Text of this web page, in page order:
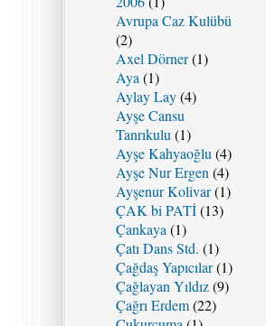
Avrupa Caz Kulübü
(2)
Axel Dörner(1)
Aya (1)
Aylay Lay(4)
Ayşe Cansu
Tanrıkulu (1)
Ayşe Kahyaoğlu (4)
Ayşe Nur Ergen (4)
Ayşenur Kolivar(1)
ÇAK bi PATİ(13)
Çankaya (1)
Çatı Dans Std. (1)
Çağdaş Yapıcılar(1)
Çağlayan Yıldız(9)
Çağrı Erdem(22)